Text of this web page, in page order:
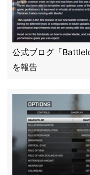
公式ブログ「
を報告